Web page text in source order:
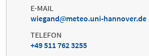
E-MAIL
wiegand
meteo.uni-hannover.de
TELEFON
+49 511 762 3255